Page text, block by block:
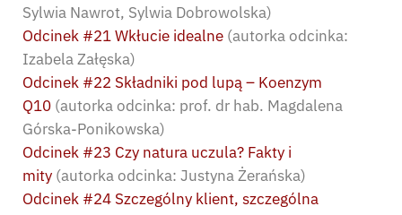
Sylwia Nawrot, Sylwia Dobrowolska)
Odcinek #21 Wkłucie idealne (autorka odcinka:
Izabela Załęska)
Odcinek #22 Składniki pod lupą – Koenzym
Q10 (autorka odcinka: prof. dr hab. Magdalena
Górska-Ponikowska)
Odcinek #23 Czy natura uczula? Fakty i
mity (autorka odcinka: Justyna Żerańska)
Odcinek #24 Szczególny klient, szczególna